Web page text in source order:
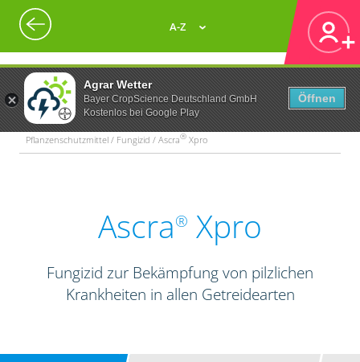
Agrar Wetter
Bayer CropScience Deutschland GmbH
Kostenlos bei Google Play
Öffnen
A-Z
Pflanzenschutzmittel / Fungizid / Ascra® Xpro
Ascra® Xpro
Fungizid zur Bekämpfung von pilzlichen
Krankheiten in allen Getreidearten